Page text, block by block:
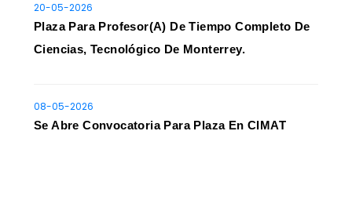
20-05-2026
Plaza Para Profesor(a) De Tiempo Completo De
Ciencias, Tecnológico De Monterrey.
08-05-2026
Se Abre Convocatoria Para Plaza En CIMAT